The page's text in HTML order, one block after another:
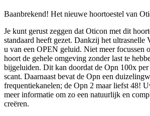
Baanbrekend! Het nieuwe hoortoestel van
Je kunt gerust zeggen dat Oticon met dit
standaard heeft gezet. Dankzij het ultrasnelle
u van een OPEN geluid. Niet meer focussen
hoort de gehele omgeving zonder last te
bijgeluiden. Dit kan doordat de Opn 100x per
scant. Daarnaast bevat de Opn een
frequentiekanelen; de Opn 2 maar liefst 48!
meer informatie om zo een natuurlijk en
creëren.